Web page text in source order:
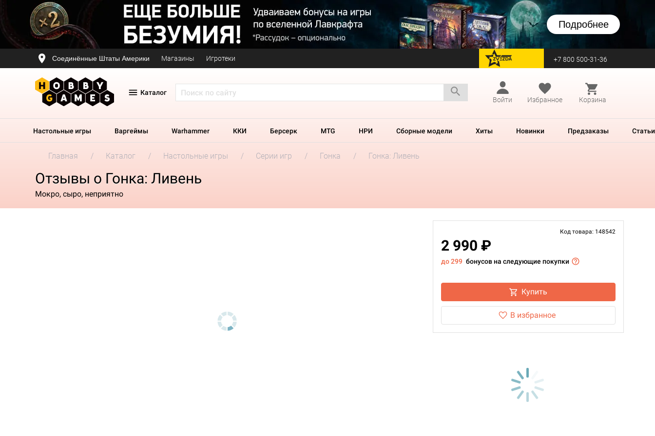
Подробнее
Соединённые Штаты Америки Магазины Игротеки перейти на Zvezda +7 800 500-31-36
Каталог
Войти
Избранное Корзина
Настольные игры Варгеймы Warhammer ККИ Берсерк MTG НРИ Сборные модели Хиты Новинки Предзаказы Статьи
Главная Каталог Настольные игры Серии игр Гонка Гонка: Ливень
Отзывы о Гонка: Ливень
Мокро, сыро, неприятно
Код товара: 148542
2 990 ₽
до 299 бонусов на следующие покупки
Купить
В избранное